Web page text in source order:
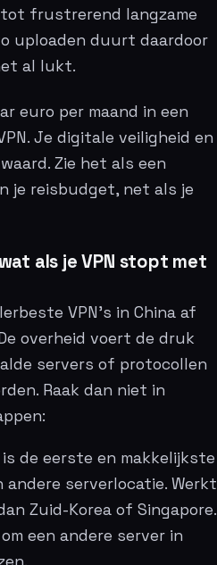
frustrerend langzame
uploaden duurt daardoor
al lukt.
euro per maand in een
Je digitale veiligheid en
Zie het als een
je reisbudget, net als je
als je VPN stopt met
VPN’s in China af
overheid voert de druk
servers of protocollen
Raak dan niet in
de eerste en makkelijkste
andere serverlocatie. Werkt
Zuid-Korea of Singapore.
een andere server in